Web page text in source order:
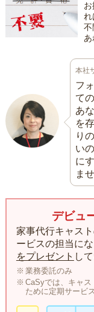
れ
不
本社
フ
て
あ
を
り
い
に
ま
デビュ
家事代行キャス
ービスの担当に
をプレゼント し
業務委託のみ
CaSyでは、キャス
ために定期サービ